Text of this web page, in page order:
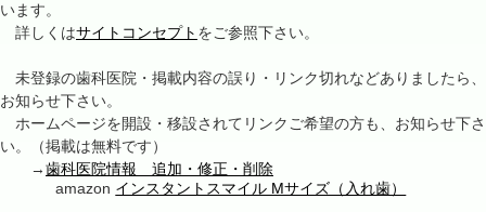
います。
詳しくはサイトコンセプト をご参照下さい。
未登録の歯科医院・掲載内容の誤り・リンク切れなどありましたら、
お知らせ下さい。
ホームページを開設・移設されてリンクご希望の方も、お知らせ下さ
い。（掲載は無料です）
→歯科医院情報 追加・修正・削除
amazon インスタントスマイル Mサイズ（入れ歯）